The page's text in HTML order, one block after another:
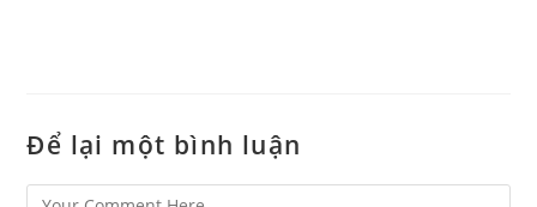
Để lại một bình luận